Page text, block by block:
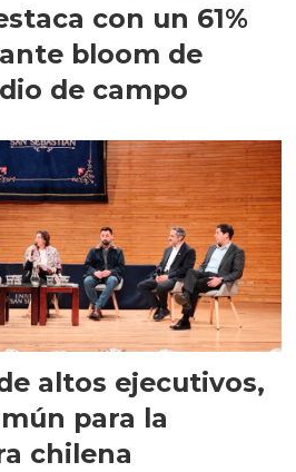
con un 61%
bloom de
de campo
altos ejecutivos,
para la
chilena